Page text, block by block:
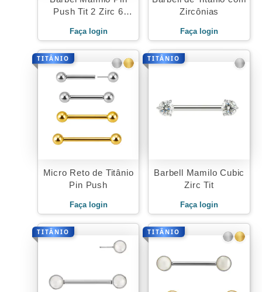
Push Tit 2 Zirc 6
Faça login
Zircônias
Faça login
TITÂNIO
Micro Reto de Titânio
Pin Push
Faça login
TITÂNIO
Barbell Mamilo Cubic
Zirc Tit
Faça login
TITÂNIO TITÂNIO